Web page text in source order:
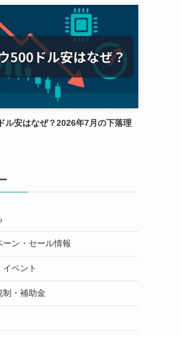
ル安はなぜ？2026年7月の下落理
ーン・セール情報
イベント
制・補助金